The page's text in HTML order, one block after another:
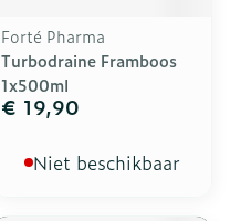
Forté Pharma
Turbodraine Framboos
1x500ml
€ 19,90
Niet beschikbaar